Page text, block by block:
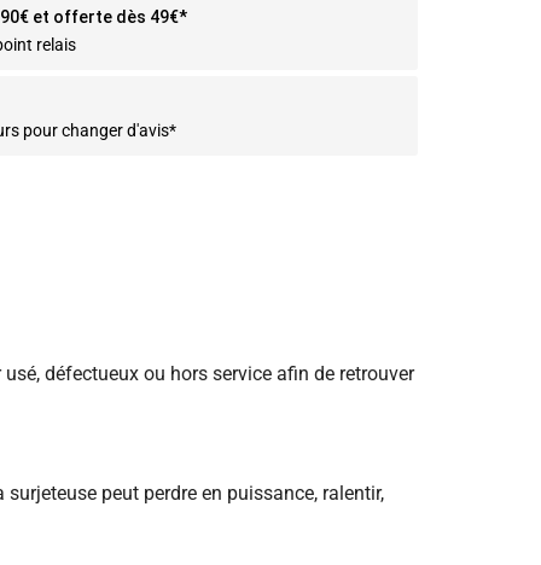
et offerte dès 49€*
relais
pour changer d'avis*
défectueux ou hors service afin de retrouver
peut perdre en puissance, ralentir,